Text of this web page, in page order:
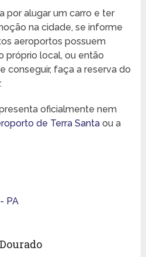
por alugar um carro e ter
na cidade, se informe
aeroportos possuem
próprio local, ou então
conseguir, faça a reserva do
oficialmente nem
de Terra Santaou a
PA